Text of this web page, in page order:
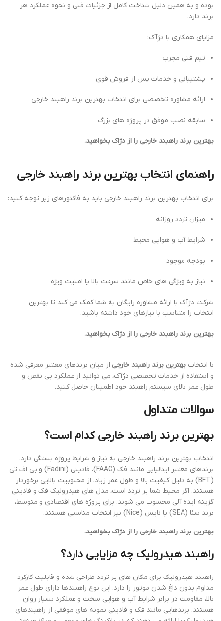
بوده و به همین دلیل شناخت کامل از جزئیات فنی و نحوه عملکرد هر
برند دارد.
مزایای همکاری با دژآک:
تیم فنی مجرب
پشتیبانی و خدمات پس از فروش قوی
ارائه مشاوره تخصصی برای انتخاب بهترین برند راهبند خارجی
سابقه نصب موفق در پروژه های بزرگ
بهترین برند راهبند خارجی را از دژاک بخواهید.
راهنمای انتخاب بهترین برند راهبند خارجی
برای انتخاب بهترین برند راهبند خارجی باید به فاکتورهای زیر توجه کنید:
میزان تردد روزانه
شرایط آب و هوایی محیط
بودجه موجود
نیاز به ویژگی های خاص مانند سرعت بالا یا امنیت ویژه
شرکت دژآک با ارائه مشاوره رایگان به شما کمک می کند تا بهترین
انتخاب را متناسب با نیازهای خود داشته باشید.
بهترین برند راهبند خارجی را از دژاک بخواهید.
با انتخاب بهترین برند راهبند خارجی از میان برندهای معتبر معرفی شده
و استفاده از خدمات تخصصی دژآک، می توانید از عملکرد بی نقص و
طول عمر بالای سیستم راهبند خود اطمینان حاصل کنید.
سوالات متداول
بهترین برند راهبند خارجی کدام است؟
انتخاب بهترین برند راهبند خارجی به نیاز و شرایط پروژه بستگی دارد.
برندهای معتبر ایتالیایی مانند فک (FAAC)، فادینی (Fadini) و بی اف تی
(BFT) به دلیل کیفیت بالا و طول عمر زیاد، از محبوبیت بالایی برخوردار
هستند. اگر محیط شما پر تردد است، مدل های هیدرولیک فک و فادینی
گزینه ایده آلی محسوب می شوند. برای پروژه های اقتصادی و متوسط،
برند سئا (SEA) یا نایس (Nice) نیز انتخاب مناسبی هستند.
بهترین برند راهبند خارجی را از دژاک بخواهید.
راهبند هیدرولیک چه مزایایی دارد؟
راهبند هیدرولیک برای مکان های پر تردد طراحی شده و قابلیت کارکرد
مداوم بدون داغ شدن موتور را دارد. این نوع راهبندها دارای طول عمر
بالا، مقاومت در برابر شرایط آب و هوایی سخت و عملکرد بسیار روان
هستند. برندهایی مانند فک و فادینی نمونه های موفقی از راهبندهای